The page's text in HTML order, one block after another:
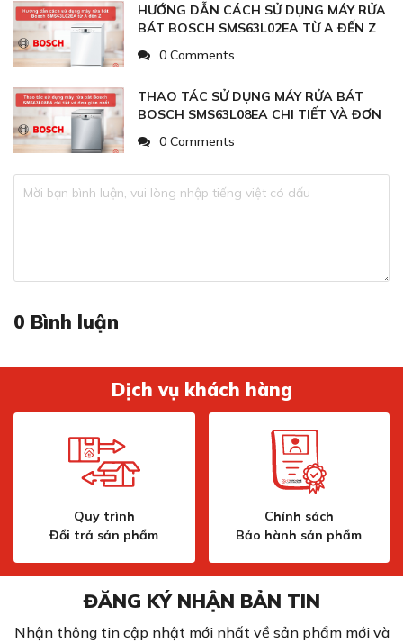
HƯỚNG DẪN CÁCH SỬ DỤNG MÁY RỬA
BÁT BOSCH SMS63L02EA TỪ A ĐẾN Z
0 Comments
THAO TÁC SỬ DỤNG MÁY RỬA BÁT
BOSCH SMS63L08EA CHI TIẾT VÀ ĐƠN
0 Comments
0 Bình luận
Dịch vụ khách hàng
Quy trình
Đổi trả sản phẩm
Chính sách
Bảo hành sản phẩm
ĐĂNG KÝ NHẬN BẢN TIN
Nhận thông tin cập nhật mới nhất về sản phẩm mới và